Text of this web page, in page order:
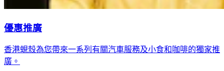
優惠推廣
香港蜆殼為您帶來一系列有關汽車服務及小食和咖啡的獨家推
廣。